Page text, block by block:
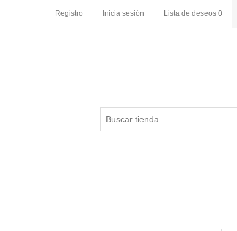
Registro Inicia sesión Lista de deseos 0